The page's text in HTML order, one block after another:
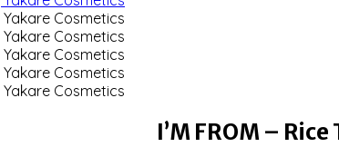
I’M FROM –